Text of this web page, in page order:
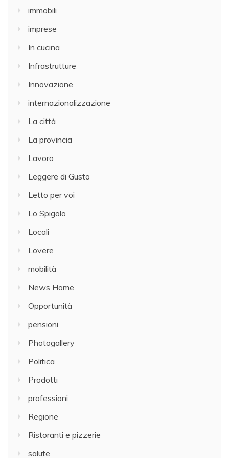
immobili
imprese
In cucina
Infrastrutture
Innovazione
internazionalizzazione
La città
La provincia
Lavoro
Leggere di Gusto
Letto per voi
Lo Spigolo
Locali
Lovere
mobilità
News Home
Opportunità
pensioni
Photogallery
Politica
Prodotti
professioni
Regione
Ristoranti e pizzerie
salute